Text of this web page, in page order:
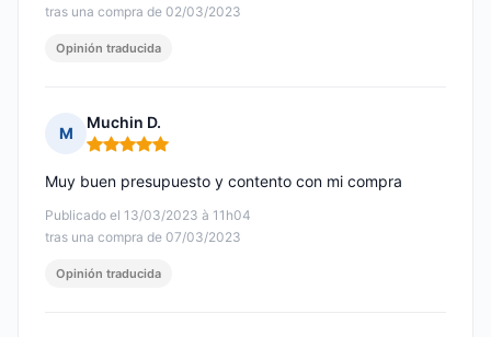
tras una compra de 02/03/2023
Opinión traducida
M
Muchin D.
Nota: 5 de 5
Publicado el 13/03/2023 à 11h04
tras una compra de 07/03/2023
Muy buen presupuesto y contento con mi compra
Opinión traducida